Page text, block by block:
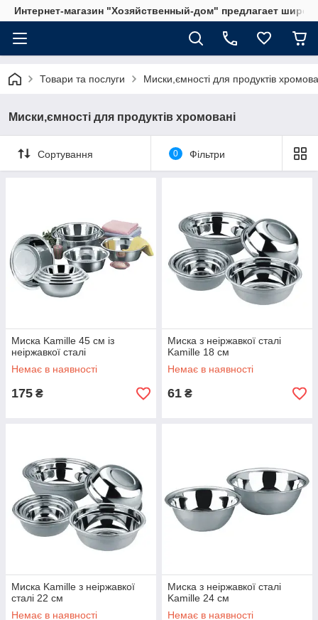
Интернет-магазин "Хозяйственный-дом" предлагает
Товари та послуги Миски,ємності для продуктів
Миски,ємності для продуктів хромовані
Сортування 0 Фільтри
Миска Kamille 45 см із
неіржавкої сталі
Немає в наявності
175 ₴
Миска з неіржавкої сталі
Kamille 18 см
Немає в наявності
61 ₴
Миска Kamille з неіржавкої
сталі 22 см
Немає в наявності
Миска з неіржавкої сталі
Kamille 24 см
Немає в наявності